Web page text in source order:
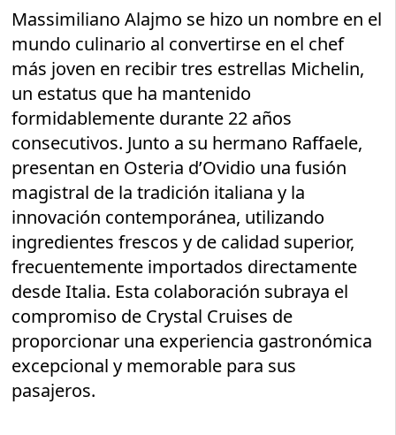
Massimiliano Alajmo se hizo un nombre en el
mundo culinario al convertirse en el chef
más joven en recibir tres estrellas Michelin,
un estatus que ha mantenido
formidablemente durante 22 años
consecutivos. Junto a su hermano Raffaele,
presentan en Osteria d’Ovidio una fusión
magistral de la tradición italiana y la
innovación contemporánea, utilizando
ingredientes frescos y de calidad superior,
frecuentemente importados directamente
desde Italia. Esta colaboración subraya el
compromiso de Crystal Cruises de
proporcionar una experiencia gastronómica
excepcional y memorable para sus
pasajeros.